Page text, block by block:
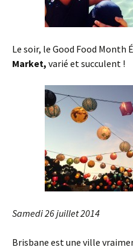
Le soir, le Good Food Month
Market, varié et succulent !
Samedi 26 juillet 2014
Brisbane est une ville